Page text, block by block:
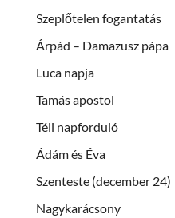
Szeplőtelen fogantatás
Árpád – Damazusz pápa
Luca napja
Tamás apostol
Téli napforduló
Ádám és Éva
Szenteste (december 24)
Nagykarácsony